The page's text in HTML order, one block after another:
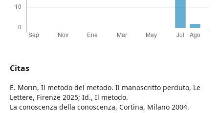
Citas
E. Morin, Il metodo del metodo. Il manoscritto perduto, Le
Lettere, Firenze 2025; Id., Il metodo.
La conoscenza della conoscenza, Cortina, Milano 2004.